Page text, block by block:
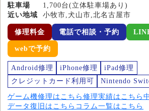
駐車場
1,700台(立体駐車場あり)
近い地域
小牧市,犬山市,北名古屋市
修理料金 電話で相談・予約
webで予約
Android修理 iPhone修理
iPad修理
クレジットカード利用可
Nintendo
ゲーム機修理はこちら 修理実績はこちら
データ復旧はこちら コラム一覧はこちら